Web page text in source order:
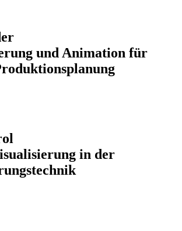
und Animation für
in der